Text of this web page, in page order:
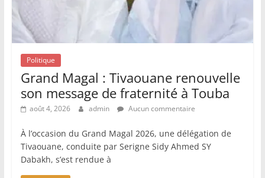
Politique
Grand Magal : Tivaouane renouvelle
son message de fraternité à Touba
août 4, 2026 admin Aucun commentaire
À l’occasion du Grand Magal 2026, une délégation de
Tivaouane, conduite par Serigne Sidy Ahmed SY
Dabakh, s’est rendue à